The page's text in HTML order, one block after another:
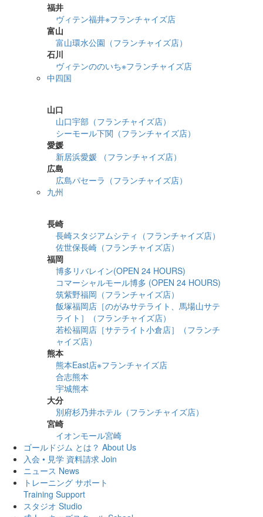
福井
ヴィテン福井※フランチャイズ店
富山
富山環水公園（フランチャイズ店）
石川
ヴィテンののいち※フランチャイズ店
中四国
山口
山口宇部（フランチャイズ店）
シーモール下関（フランチャイズ店）
愛媛
新居浜愛媛 （フランチャイズ店）
広島
広島パセーラ（フランチャイズ店）
九州
長崎
長崎スタジアムシティ（フランチャイズ店）
佐世保長崎（フランチャイズ店）
福岡
博多リバレイン(OPEN 24 HOURS)
コマーシャルモール博多 (OPEN 24 HOURS)
筑紫野福岡（フランチャイズ店）
飯塚福岡店［のがみサテライト、馬場山サテ
ライト］（フランチャイズ店）
若松福岡店［サテライト小倉店］（フランチ
ャイズ店）
熊本
熊本East店※フランチャイズ店
合志熊本
宇城熊本
大分
別府杉乃井ホテル（フランチャイズ店）
宮崎
イオンモール宮崎
ゴールドジム とは？ About Us
入会 • 見学 資料請求 Join
ニュース News
トレーニング サポート
Training Support
スタジオ Studio